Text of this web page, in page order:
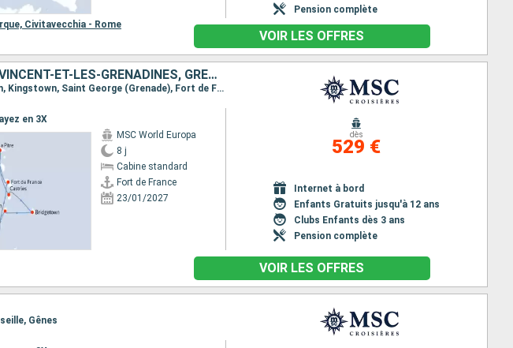
Pension complète
Civitavecchia - Rome
VOIR LES OFFRES
GUADELOUPE, SAINTE-LUCIE, BARBADE, SAINT VINCENT-ET-LES-GRENADINES, GRENADE, MARTINIQUE
Itinéraire : Fort de France, Pointe à Pitre, Castries, Bridgetown, Kingstown, Saint George (Grenade), Fort de France
en 3X
MSC World Europa
8 j
Cabine standard
Fort de France
23/01/2027
dès
529 €
Internet à bord
Enfants Gratuits jusqu'à 12 ans
Clubs Enfants dès 3 ans
Pension complète
VOIR LES OFFRES
Gênes